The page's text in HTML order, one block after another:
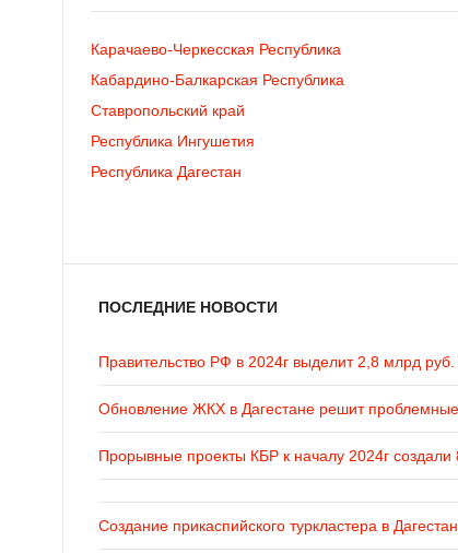
Карачаево-Черкесская Республика
Кабардино-Балкарская Республика
Ставропольский край
Республика Ингушетия
Республика Дагестан
ПОСЛЕДНИЕ НОВОСТИ
Правительство РФ в 2024г выделит 2,8 млрд
Обновление ЖКХ в Дагестане решит
Прорывные проекты КБР к началу 2024г
Создание прикаспийского туркластера в